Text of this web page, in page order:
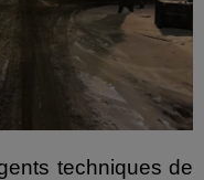
techniques de